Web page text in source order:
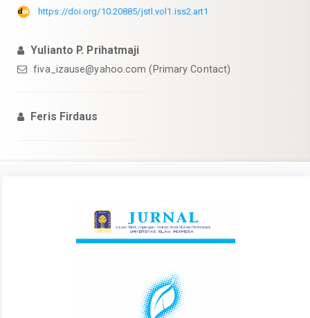
https://doi.org/10.20885/jstl.vol1.iss2.art1
Yulianto P. Prihatmaji
fiva_izause@yahoo.com (Primary Contact)
Feris Firdaus